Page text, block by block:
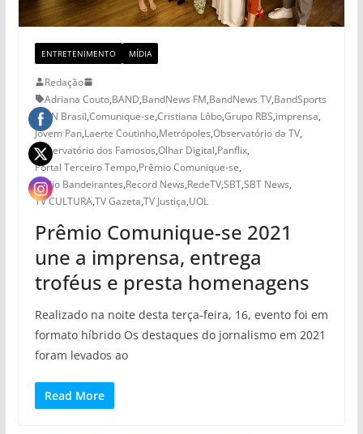
ENTRETENIMENTO MÍDIA
Redação
Adriana Couto,BAND,BandNews FM,BandNews TV,BandSports
CNN Brasil,Comunique-se,Cristiana Lôbo,Grupo RBS,imprensa,
Jovem Pan,Laerte Coutinho,Metrópoles,Observatório da TV,
Observatório dos Famosos,Olhar Digital,Panflix,
Portal Terceiro Tempo,Prêmio Comunique-se,
Rádio Bandeirantes,Record News,RedeTV,SBT,SBT News,
TV CULTURA,TV Gazeta,TV Justiça,UOL
Prêmio Comunique-se 2021
une a imprensa, entrega
troféus e presta homenagens
Realizado na noite desta terça-feira, 16, evento foi em
formato híbrido Os destaques do jornalismo em 2021
foram levados ao
Read More